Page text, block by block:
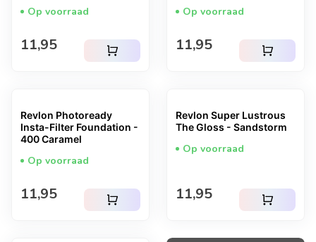
Op voorraad
Normale prijs
11,95 shopping_cart
Op voorraad
Normale prijs
11,95 shopping_cart
Revlon Photoready
Insta-Filter Foundation -
400 Caramel
Op voorraad
Normale prijs
11,95 shopping_cart
Revlon Super Lustrous
The Gloss - Sandstorm
Op voorraad
Normale prijs
11,95 shopping_cart